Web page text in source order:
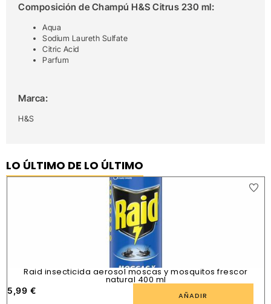
Composición de Champú H&S Citrus 230 ml:
Aqua
Sodium Laureth Sulfate
Citric Acid
Parfum
Marca:
H&S
LO ÚLTIMO DE LO ÚLTIMO
Raid insecticida aerosol moscas y mosquitos frescor
natural 400 ml
5,99 € AÑADIR